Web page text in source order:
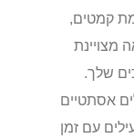
קמטים,
מצויינת
שלך.
אסתטיים
עם זמן